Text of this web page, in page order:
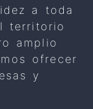
a toda
territorio
amplio
ofrecer
y